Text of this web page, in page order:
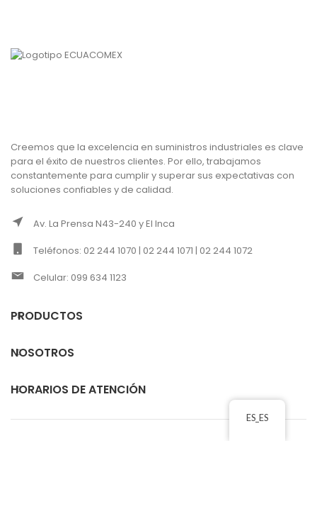
Creemos que la excelencia en suministros industriales es clave
para el éxito de nuestros clientes. Por ello, trabajamos
constantemente para cumplir y superar sus expectativas con
soluciones confiables y de calidad.
Av. La Prensa N43-240 y El Inca
Teléfonos: 02 244 1070 | 02 244 1071 | 02 244 1072
Celular: 099 634 1123
PRODUCTOS
NOSOTROS
HORARIOS DE ATENCIÓN
ES_ES